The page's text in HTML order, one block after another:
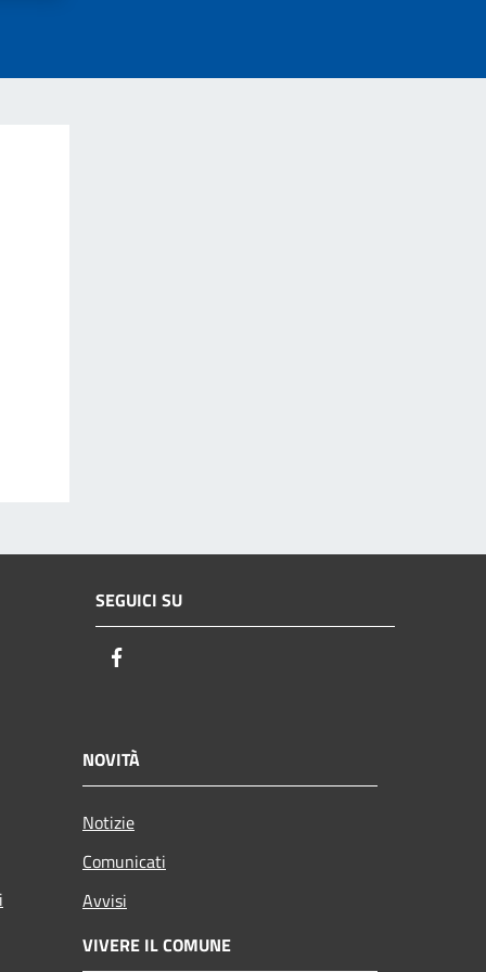
SEGUICI SU
NOVITÀ
Notizie
Comunicati
Avvisi
VIVERE IL COMUNE